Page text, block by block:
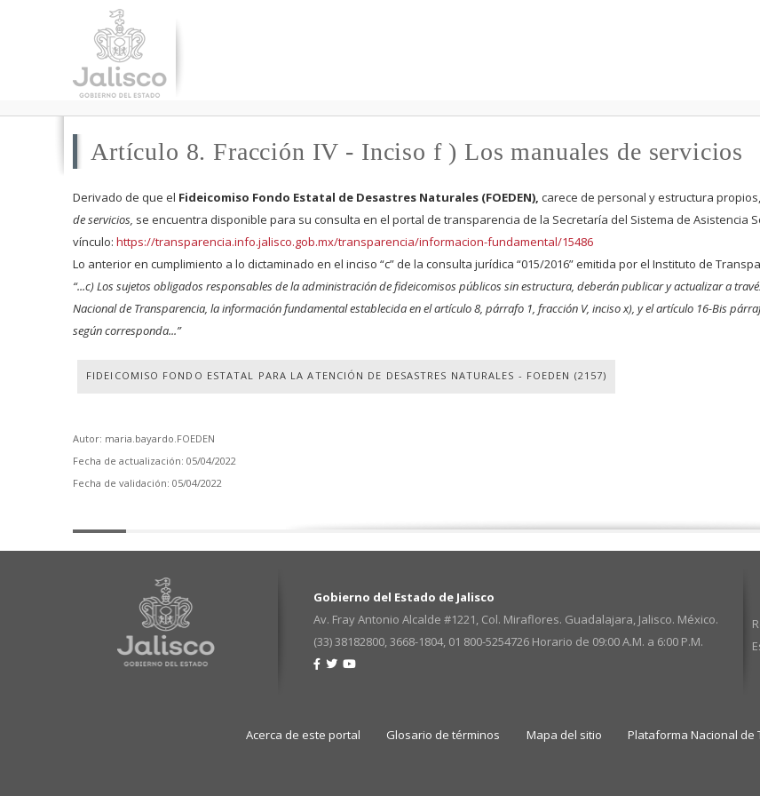
Artículo 8. Fracción IV - Inciso f ) Los manuales de servicios
Derivado de que el Fideicomiso Fondo Estatal de Desastres Naturales (FOEDEN), carece de personal y estructura
de servicios, se encuentra disponible para su consulta en el portal de transparencia de la Secretaría del Sistema de Asistencia
vínculo: https://transparencia.info.jalisco.gob.mx/transparencia/informacion-fundamental/15486
Lo anterior en cumplimiento a lo dictaminado en el inciso “c” de la consulta jurídica “015/2016” emitida por el Instituto de
“...c) Los sujetos obligados responsables de la administración de fideicomisos públicos sin estructura, deberán publicar y actualizar a
Nacional de Transparencia, la información fundamental establecida en el artículo 8, párrafo 1, fracción V, inciso x), y el artículo 16-Bis
según corresponda...”
FIDEICOMISO FONDO ESTATAL PARA LA ATENCIÓN DE DESASTRES NATURALES - FOEDEN (2157)
Autor: maria.bayardo.FOEDEN
Fecha de actualización: 05/04/2022
Fecha de validación: 05/04/2022
Gobierno del Estado de Jalisco
Av. Fray Antonio Alcalde #1221, Col. Miraflores. Guadalajara, Jalisco. México.
(33) 38182800, 3668-1804, 01 800-5254726 Horario de 09:00 A.M. a 6:00 P.M.
Acerca de este portal Glosario de términos Mapa del sitio Plataforma Nacional de